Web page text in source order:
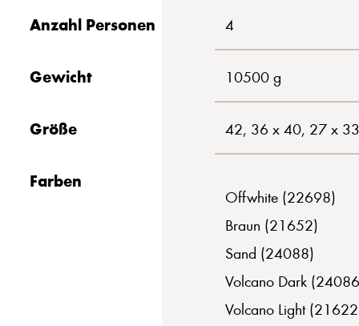
Anzahl Personen 4
Gewicht 10500 g
Größe 42, 36 x 40, 27 x
Farben
Offwhite (22698)
Braun (21652)
Sand (24088)
Volcano Dark
Volcano Light